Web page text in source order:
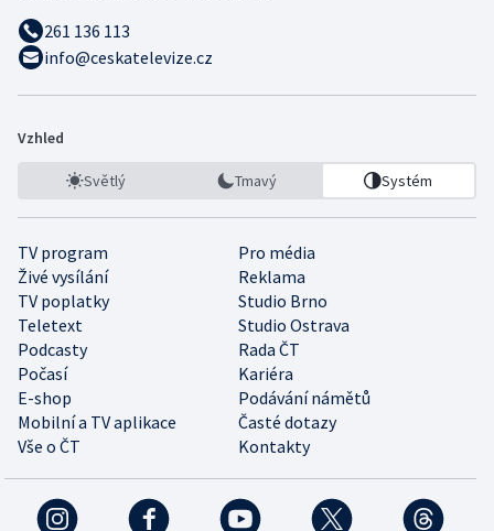
261 136 113
info@ceskatelevize.cz
Vzhled
Světlý Tmavý Systém
TV program
Pro média
Živé vysílání
Reklama
TV poplatky
Studio Brno
Teletext
Studio Ostrava
Podcasty
Rada ČT
Počasí
Kariéra
E-shop
Podávání námětů
Mobilní a TV aplikace
Časté dotazy
Vše o ČT
Kontakty